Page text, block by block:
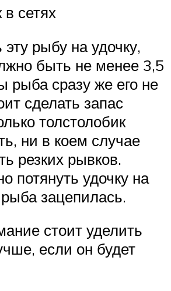
в сетях
рыбу на удочку,
быть не менее 3,5
рыба сразу же его не
сделать запас
толстолобик
ни в коем случае
резких рывков.
потянуть удочку на
зацепилась.
стоит уделить
если он будет